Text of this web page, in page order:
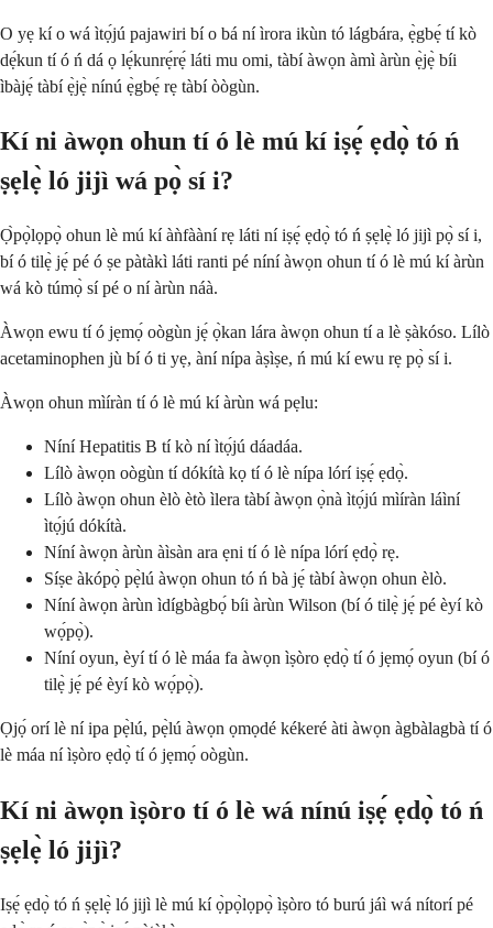
O yẹ kí o wá ìtọ́jú pajawiri bí o bá ní ìrora ikùn tó lágbára, ẹ̀gbẹ́ tí kò
dẹ́kun tí ó ń dá ọ lẹ́kunrẹ́rẹ́ láti mu omi, tàbí àwọn àmì àrùn ẹ̀jẹ̀ bíi
ìbàjẹ́ tàbí ẹ̀jẹ̀ nínú ẹ̀gbẹ́ rẹ tàbí òògùn.
Kí ni àwọn ohun tí ó lè mú kí iṣẹ́ ẹdọ̀ tó ń
ṣẹlẹ̀ ló jijì wá pọ̀ sí i?
Ọ̀pọ̀lọpọ̀ ohun lè mú kí àǹfààní rẹ láti ní iṣẹ́ ẹdọ̀ tó ń ṣẹlẹ̀ ló jijì pọ̀ sí i,
bí ó tilẹ̀ jẹ́ pé ó ṣe pàtàkì láti ranti pé níní àwọn ohun tí ó lè mú kí àrùn
wá kò túmọ̀ sí pé o ní àrùn náà.
Àwọn ewu tí ó jẹmọ́ oògùn jẹ́ ọ̀kan lára àwọn ohun tí a lè ṣàkóso. Lílò
acetaminophen jù bí ó ti yẹ, àní nípa àṣìṣe, ń mú kí ewu rẹ pọ̀ sí i.
Àwọn ohun mìíràn tí ó lè mú kí àrùn wá pẹlu:
Níní Hepatitis B tí kò ní ìtọ́jú dáadáa.
Lílò àwọn oògùn tí dókítà kọ tí ó lè nípa lórí iṣẹ́ ẹdọ̀.
Lílò àwọn ohun èlò ètò ìlera tàbí àwọn ọ̀nà ìtọ́jú mìíràn láìní
ìtọ́jú dókítà.
Níní àwọn àrùn àìsàn ara ẹni tí ó lè nípa lórí ẹdọ̀ rẹ.
Síṣe àkópọ̀ pẹ̀lú àwọn ohun tó ń bà jẹ́ tàbí àwọn ohun èlò.
Níní àwọn àrùn ìdígbàgbọ́ bíi àrùn Wilson (bí ó tilẹ̀ jẹ́ pé èyí kò
wọ́pọ̀).
Níní oyun, èyí tí ó lè máa fa àwọn ìṣòro ẹdọ̀ tí ó jẹmọ́ oyun (bí ó
tilẹ̀ jẹ́ pé èyí kò wọ́pọ̀).
Ọjọ́ orí lè ní ipa pẹ̀lú, pẹ̀lú àwọn ọmọdé kékeré àti àwọn àgbàlagbà tí ó
lè máa ní ìṣòro ẹdọ̀ tí ó jẹmọ́ oògùn.
Kí ni àwọn ìṣòro tí ó lè wá nínú iṣẹ́ ẹdọ̀ tó ń
ṣẹlẹ̀ ló jijì?
Iṣẹ́ ẹdọ̀ tó ń ṣẹlẹ̀ ló jijì lè mú kí ọ̀pọ̀lọpọ̀ ìṣòro tó burú jáì wá nítorí pé